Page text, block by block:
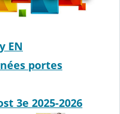
EN
portes
3e 2025-2026